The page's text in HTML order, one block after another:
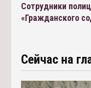
Сотрудники
«Гражданского
Сейчас на